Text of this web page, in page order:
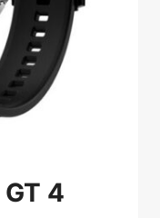
4